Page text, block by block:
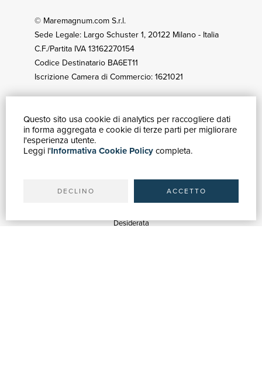
Questo sito usa cookie di analytics per raccogliere dati
in forma aggregata e cookie di terze parti per migliorare
l'esperienza utente.
Leggi l'Informativa Cookie Policycompleta.
DECLINO ACCETTO
© Maremagnum.com S.r.l.
Sede Legale: Largo Schuster 1, 20122 Milano - Italia
C.F./Partita IVA 13162270154
Codice Destinatario BA6ET11
Iscrizione Camera di Commercio: 1621021
GUIDA ACQUISTI
Catalogo
Ricerca avanzata
Spedizioni
Desiderata